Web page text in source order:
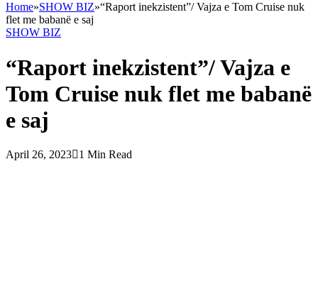
Home»SHOW BIZ»“Raport inekzistent”/ Vajza e Tom Cruise nuk
flet me babanë e saj
SHOW BIZ
“Raport inekzistent”/ Vajza e
Tom Cruise nuk flet me babanë
e saj
April 26, 2023 1 Min Read